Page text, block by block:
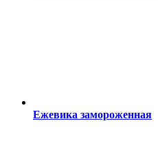
Ежевика замороженная